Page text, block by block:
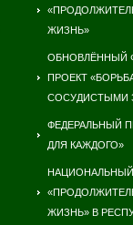
ЖИЗНЬ»
ОБНОВЛЁННЫЙ
ПРОЕКТ
СОСУДИСТЫМИ
ФЕДЕРАЛЬНЫЙ
ДЛЯ КАЖДОГО»
ЖИЗНЬ» В